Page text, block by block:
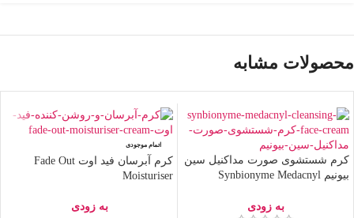
محصولات مشابه
کرم شستشوی صورت مداکنیل سین
بیونیم Synbionyme Medacnyl
به زودی
اتمام موجودی
کرم آبرسان فید اوت Fade Out
Moisturiser
به زودی